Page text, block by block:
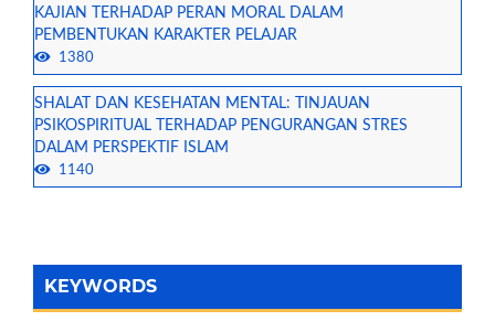
KAJIAN TERHADAP PERAN MORAL DALAM
PEMBENTUKAN KARAKTER PELAJAR
1380
SHALAT DAN KESEHATAN MENTAL: TINJAUAN
PSIKOSPIRITUAL TERHADAP PENGURANGAN STRES
DALAM PERSPEKTIF ISLAM
1140
KEYWORDS